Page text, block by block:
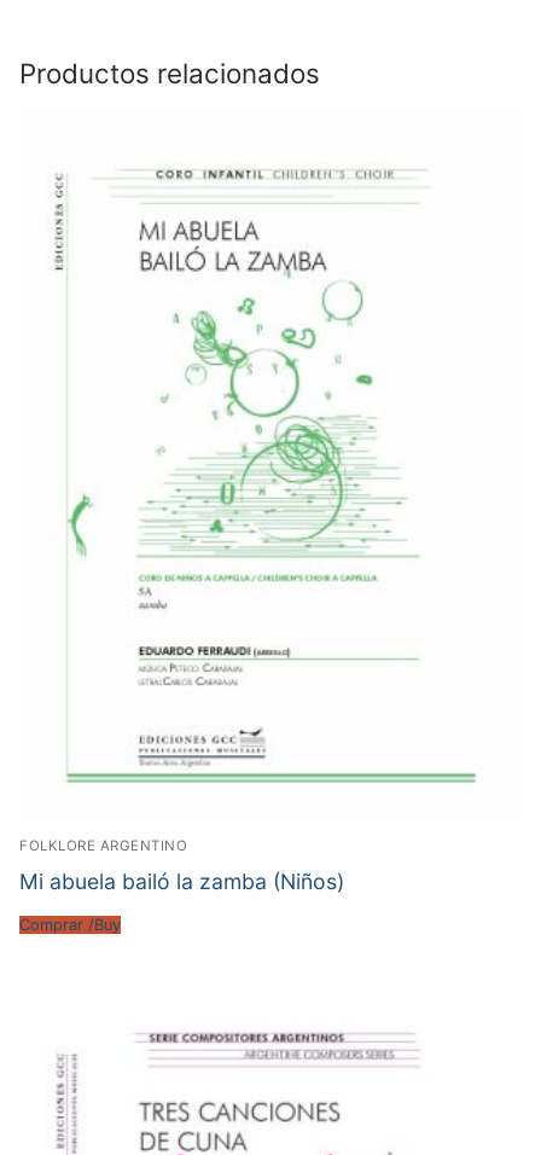
Productos relacionados
FOLKLORE ARGENTINO
Mi abuela bailó la zamba (Niños)
Comprar /Buy